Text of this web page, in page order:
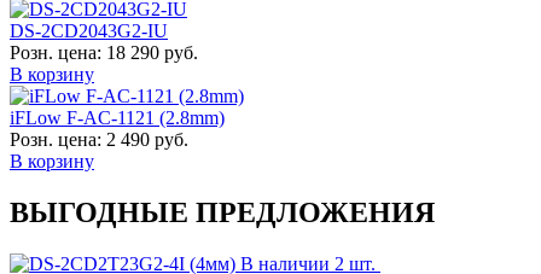
DS-2CD2043G2-IU
Розн. цена: 18 290 руб.
В корзину
iFLow F-AC-1121 (2.8mm)
Розн. цена: 2 490 руб.
В корзину
ВЫГОДНЫЕ ПРЕДЛОЖЕНИЯ